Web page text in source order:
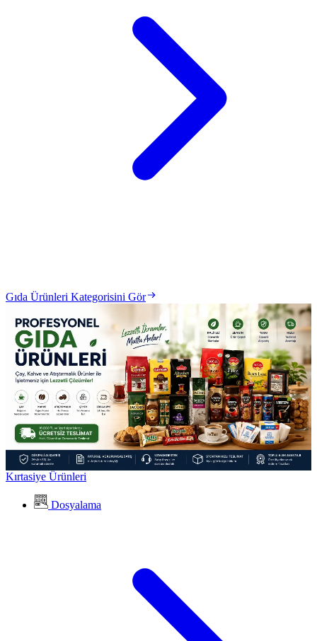
Gıda Ürünleri Kategorisini Gör
Kırtasiye Ürünleri
Dosyalama